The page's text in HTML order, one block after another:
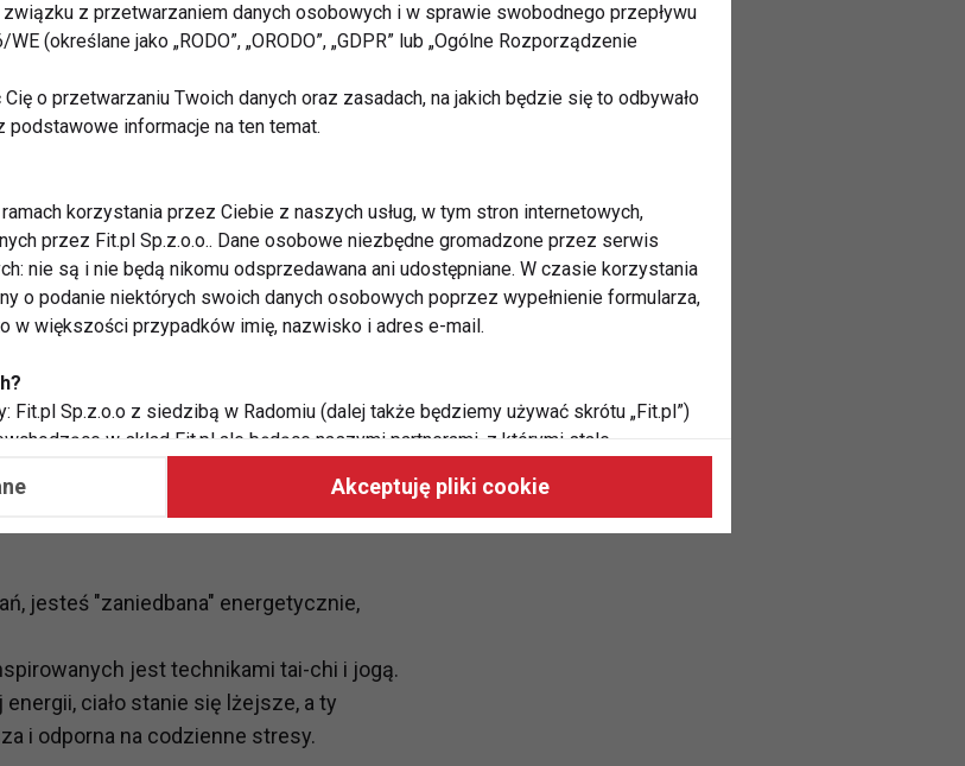
nasze ciało ożywia siła, czy energia
obdarzeni nią po równo. Dzielimy się
ilości energii oznacza brak
pracę z naszym ciałem. Musisz więc
sił witalnych. Najpierw odpowiedz na
energetyczny, staniesz się bardziej
czujesz się zmęczona po wstaniu?
jesteś "zaniedbana" energetycznie,
jest technikami tai-chi i jogą.
ciało stanie się lżejsze, a ty
i odporna na codzienne stresy.
z przetwarzaniem danych osobowych i w sprawie swobodnego przepływu
(określane jako „RODO”, „ORODO”, „GDPR” lub „Ogólne Rozporządzenie
o przetwarzaniu Twoich danych oraz zasadach, na jakich będzie się to odbywało
podstawowe informacje na ten temat.
korzystania przez Ciebie z naszych usług, w tym stron internetowych,
przez Fit.pl Sp.z.o.o.. Dane osobowe niezbędne gromadzone przez serwis
nie są i nie będą nikomu odsprzedawana ani udostępniane. W czasie korzystania
o podanie niektórych swoich danych osobowych poprzez wypełnienie formularza,
w większości przypadków imię, nazwisko i adres e-mail.
Fit.pl Sp.z.o.o z siedzibą w Radomiu (dalej także będziemy używać skrótu „Fit.pl”)
w skład Fit.pl ale będące naszymi partnerami, z którymi stale
ukazujących się tam materiałów do Twoich zainteresowań oraz do
tym aby wykryć ewentualne boty, oszustwa czy nadużycia,
potrzeb i zainteresowań,
nasze usługi i sprawić, że będą maksymalnie odpowiadać Twoim
Akceptuję pliki cookie